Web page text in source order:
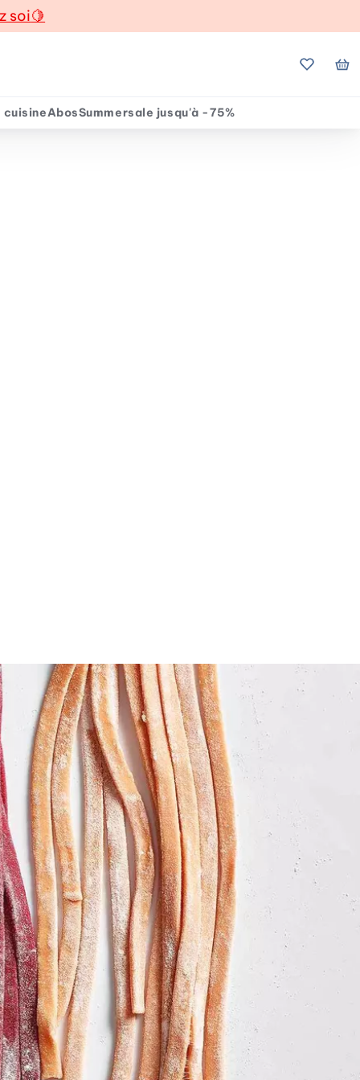
soi🍋
Mes
cuisineAbosSummersale jusqu'à -75%